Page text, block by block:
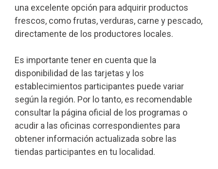
una excelente opción para adquirir productos
frescos, como frutas, verduras, carne y pescado,
directamente de los productores locales.
Es importante tener en cuenta que la
disponibilidad de las tarjetas y los
establecimientos participantes puede variar
según la región. Por lo tanto, es recomendable
consultar la página oficial de los programas o
acudir a las oficinas correspondientes para
obtener información actualizada sobre las
tiendas participantes en tu localidad.